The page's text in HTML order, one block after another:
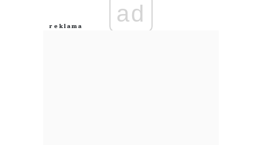
Anuluj
ad